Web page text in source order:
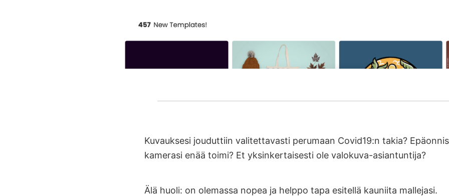
Kuvauksesi jouduttiin valitettavasti perumaan Covid19:n takia?
kamerasi enää toimi? Et yksinkertaisesti ole valokuva-asiantuntija?
Älä huoli: on olemassa nopea ja helppo tapa esitellä kauniita mallejasi.